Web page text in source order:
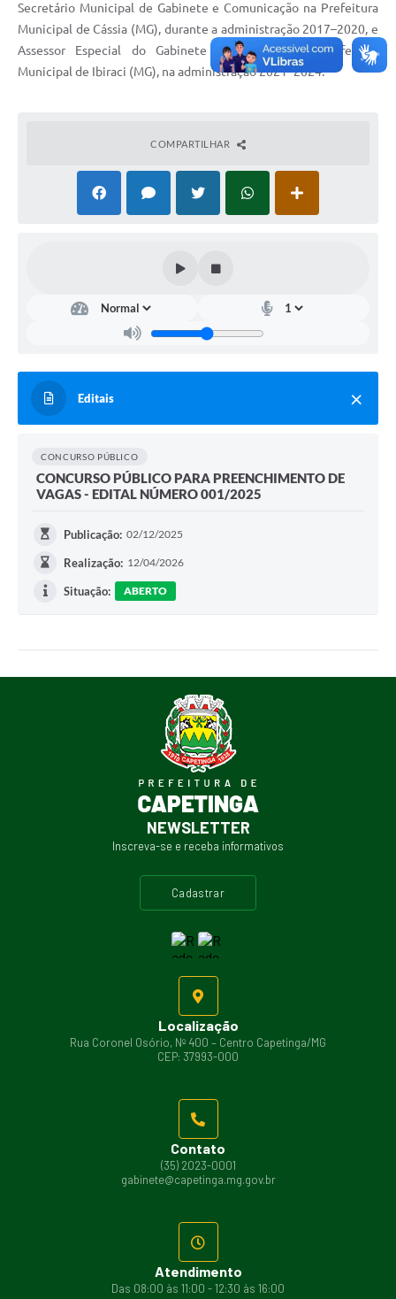
Secretário Municipal de Gabinete e Comunicação na Prefeitura
Municipal de Cássia (MG), durante a administração 2017–2020, e
Assessor Especial do Gabinete do Prefeito na Prefeitura
Municipal de Ibiraci (MG), na administração 2021–2024.
COMPARTILHAR
Editais
CONCURSO PÚBLICO
CONCURSO PÚBLICO PARA PREENCHIMENTO DE
VAGAS - EDITAL NÚMERO 001/2025
Publicação: 02/12/2025
Realização: 12/04/2026
Situação: ABERTO
Localização
Rua Coronel Osório, Nº 400 – Centro Capetinga/MG
CEP: 37993-000
Contato
(35) 2023-0001
gabinete@capetinga.mg.gov.br
Atendimento
Das 08:00 às 11:00 - 12:30 às 16:00
NEWSLETTER
Inscreva-se e receba informativos
cadastrar